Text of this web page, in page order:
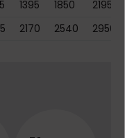
1395 1850
2195
2170 2540 2950